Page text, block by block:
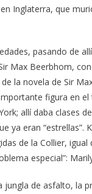
Inglaterra, que
pasando de
Max Beerbhom,
la novela de Sir
figura en
allí daba clases
ya eran “estrellas”.
de la Collier, igual
especial”:
de asfalto, la